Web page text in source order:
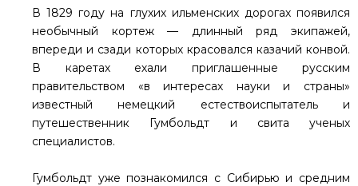
В 1829 году на глухих ильменских дорогах появился
необычный кортеж — длинный ряд экипажей,
впереди и сзади которых красовался казачий конвой.
В каретах ехали приглашенные русским
правительством «в интересах науки и страны»
известный немецкий естествоиспытатель и
путешественник Гумбольдт и свита ученых
специалистов.
Гумбольдт уже познакомился с Сибирью и средним